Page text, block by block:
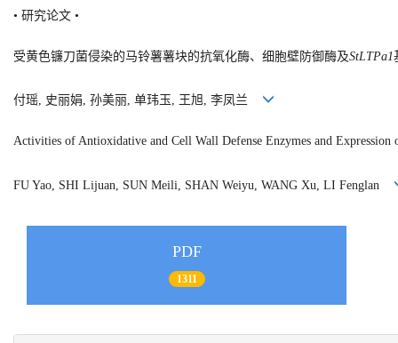
• 研究论文 •
受黄色镰刀菌侵染的马铃薯薯块的抗氧化酶、细胞壁防御酶及StLTPa1
付瑶, 史丽娟, 孙美丽, 单玮玉, 王旭, 李凤兰
Activities of Antioxidative and Cell Wall Defense Enzymes and Expression
FU Yao, SHI Lijuan, SUN Meili, SHAN Weiyu, WANG Xu, LI Fenglan
PDF
1311